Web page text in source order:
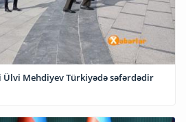
Mehdiyev Türkiyədə səfərdədir